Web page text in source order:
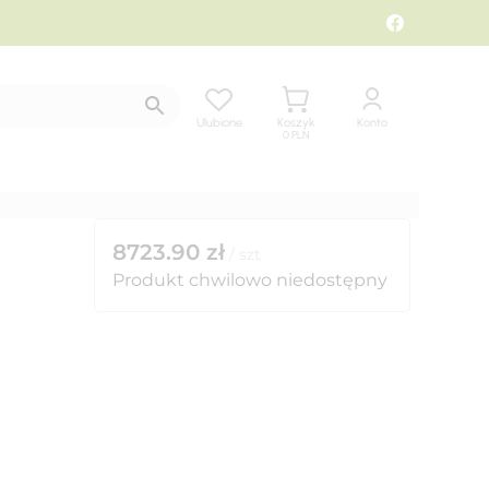
Ulubione
Koszyk
0 PLN
Konto
8723.90 zł
Produkt chwilowo niedostępny